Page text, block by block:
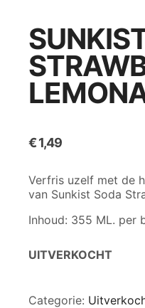
SUNKIST
€1,49
Verfris uzelf met de
van Sunkist Soda
Inhoud: 355 ML. per
UITVERKOCHT
Categorie: